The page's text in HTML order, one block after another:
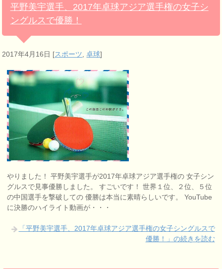
平野美宇選手、2017年卓球アジア選手権の女子シ
ングルスで優勝！
2017年4月16日 [スポーツ ,卓球]
やりました！ 平野美宇選手が2017年卓球アジア選手権の 女子シン
グルスで見事優勝しました。 すごいです！ 世界１位、２位、５位
の中国選手を撃破しての 優勝は本当に素晴らしいです。 YouTube
に決勝のハイライト動画が・・・
「平野美宇選手、2017年卓球アジア選手権の女子シングルスで
優勝！」の続きを読む